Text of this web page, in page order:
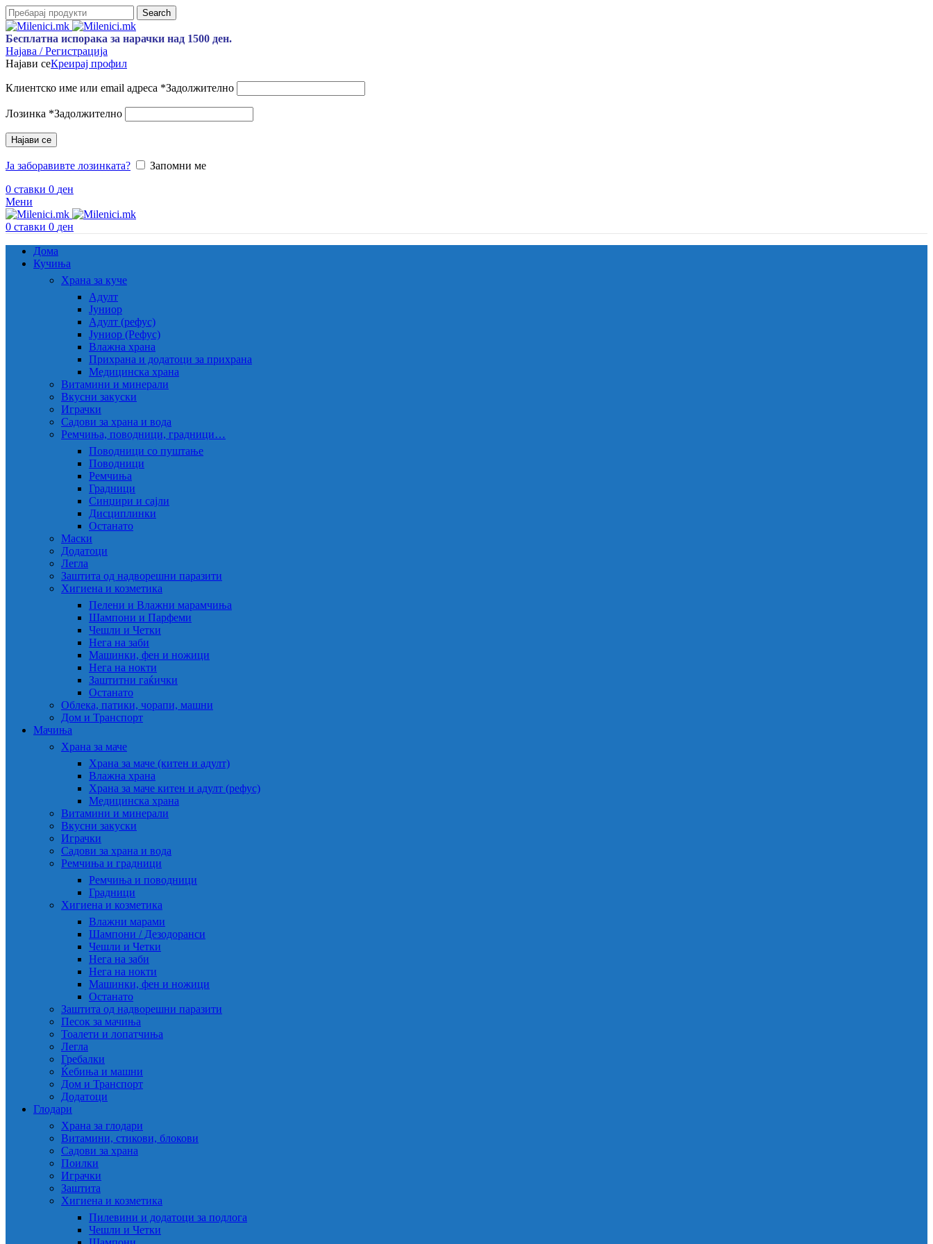
Search
Бесплатна испорака за нарачки над 1500 ден.
Најава / Регистрација
Најави сеКреирај профил
Клиентско име или email адреса *Задолжително
Лозинка *Задолжително
Најави се
Ја заборавивте лозинката?
Запомни ме
0 ставки 0 ден
Мени
0 ставки 0 ден
Дома
Кучиња
Храна за куче
Адулт
Јуниор
Адулт (рефус)
Јуниор (Рефус)
Влажна храна
Прихрана и додатоци за прихрана
Медицинска храна
Витамини и минерали
Вкусни закуски
Играчки
Садови за храна и вода
Ремчиња, поводници, градници…
Поводници со пуштање
Поводници
Ремчиња
Градници
Синџири и сајли
Дисциплинки
Останато
Маски
Додатоци
Легла
Заштита од надворешни паразити
Хигиена и козметика
Пелени и Влажни марамчиња
Шампони и Парфеми
Чешли и Четки
Нега на заби
Машинки, фен и ножици
Нега на нокти
Заштитни гаќички
Останато
Облека, патики, чорапи, машни
Дом и Транспорт
Мачиња
Храна за маче
Храна за маче (китен и адулт)
Влажна храна
Храна за маче китен и адулт (рефус)
Медицинска храна
Витамини и минерали
Вкусни закуски
Играчки
Садови за храна и вода
Ремчиња и градници
Ремчиња и поводници
Градници
Хигиена и козметика
Влажни марами
Шампони / Дезодоранси
Чешли и Четки
Нега на заби
Нега на нокти
Машинки, фен и ножици
Останато
Заштита од надворешни паразити
Песок за мачиња
Тоалети и лопатчиња
Легла
Гребалки
Ќебиња и машни
Дом и Транспорт
Додатоци
Глодари
Храна за глодари
Витамини, стикови, блокови
Садови за храна
Поилки
Играчки
Заштита
Хигиена и козметика
Пилевини и додатоци за подлога
Чешли и Четки